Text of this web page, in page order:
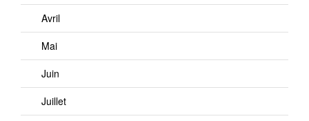
Avril
Mai
Juin
Juillet